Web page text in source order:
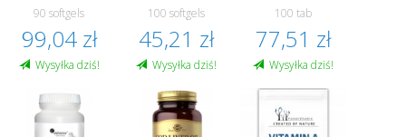
90 softgels
99,04 zł
Wysyłka dziś!
100 softgels
45,21 zł
Wysyłka dziś!
100 tab
77,51 zł
Wysyłka dziś!